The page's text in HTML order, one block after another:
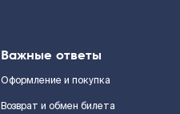
Важные ответы
Оформление и покупка
Возврат и обмен билета